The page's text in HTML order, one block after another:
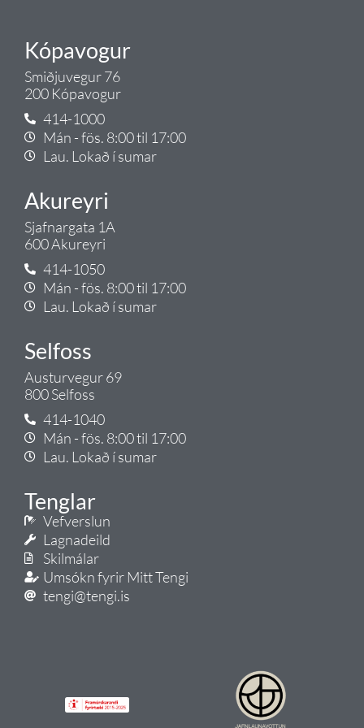
Kópavogur
Smiðjuvegur 76
200 Kópavogur
414-1000
Mán - fös. 8:00 til 17:00
Lau. Lokað í sumar
Akureyri
Sjafnargata 1A
600 Akureyri
414-1050
Mán - fös. 8:00 til 17:00
Lau. Lokað í sumar
Selfoss
Austurvegur 69
800 Selfoss
414-1040
Mán - fös. 8:00 til 17:00
Lau. Lokað í sumar
Tenglar
Vefverslun
Lagnadeild
Skilmálar
Umsókn fyrir Mitt Tengi
tengi@tengi.is